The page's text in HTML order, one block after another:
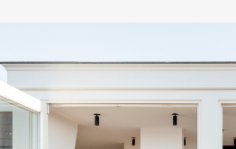
Taxaties Zakelijk Vastgoed
Aanbod
Woningaanbod koop
Woningaanbod huur